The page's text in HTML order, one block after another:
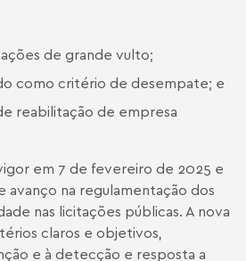
de grande vulto;
como critério de desempate; e
reabilitação de empresa
em 7 de fevereiro de 2025 e
avanço na regulamentação dos
nas licitações públicas. A nova
claros e objetivos,
e à detecção e resposta a